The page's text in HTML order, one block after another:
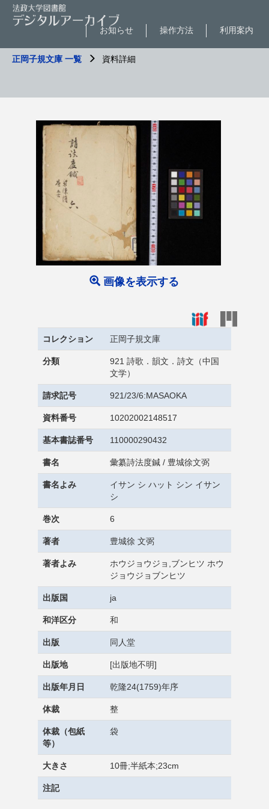
利用案内
操作方法
お知らせ
正岡子規文庫 一覧 資料詳細
画像を表示する
コレクション 正岡子規文庫
分類
921 詩歌．韻文．詩文（中国
文学）
請求記号 921/23/6:MASAOKA
資料番号 10202002148517
基本書誌番号 110000290432
書名 彙纂詩法度鍼 / 豊城徐文弼
書名よみ
イサン シ ハット シン イサン
シ
巻次 6
著者 豊城徐 文弼
著者よみ
ホウジョウジョ,ブンヒツ ホウ
ジョウジョブンヒツ
出版国 ja
和洋区分 和
出版 同人堂
出版地 [出版地不明]
出版年月日 乾隆24(1759)年序
体裁 整
体裁（包紙
等）
袋
大きさ 10冊;半紙本;23cm
注記